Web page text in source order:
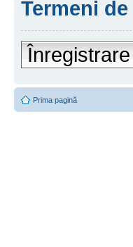
Termeni
Înregistrare
Prima pagină